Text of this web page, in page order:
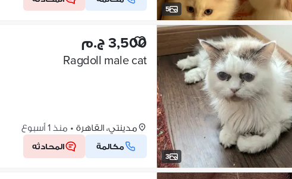
5
3
3,500 ج.م
Ragdoll male cat
مدينتي، القاهرة • منذ 1 أسبوع
مكالمة المحادثه